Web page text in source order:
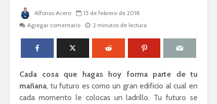
Alfonso Acero
15 de febrero de 2018
Agregar comentario
2 minutos de lectura
Cada cosa que hagas hoy forma parte de tu
mañana, tu futuro es como un gran edificio al cual en
cada momento le colocas un ladrillo. Tu futuro se